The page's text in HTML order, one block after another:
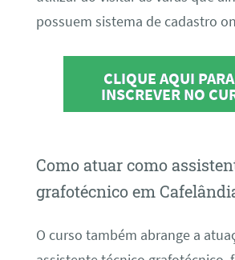
possuem sistema de cadastro
CLIQUE AQUI
INSCREVER NO
Como atuar como
grafotécnico em
O curso também abrange a